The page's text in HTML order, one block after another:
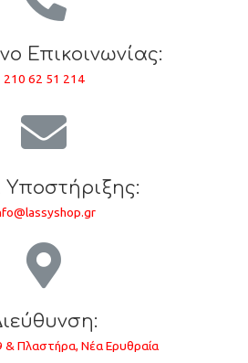
Επικοινωνίας:
210 62 51 214
Υποστήριξης:
& Πλαστήρα, Νέα Ερυθραία